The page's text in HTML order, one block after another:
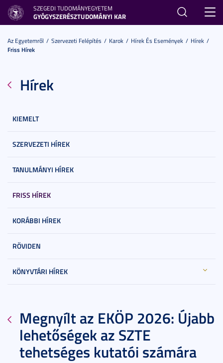
SZEGEDI TUDOMÁNYEGYETEM
GYÓGYSZERÉSZTUDOMÁNYI KAR
Az Egyetemről Szervezeti Felépítés Karok Hírek És Események
Hírek
Friss Hírek
Hírek
KIEMELT
SZERVEZETI HÍREK
TANULMÁNYI HÍREK
FRISS HÍREK
KORÁBBI HÍREK
RÖVIDEN
KÖNYVTÁRI HÍREK
Megnyílt az EKÖP 2026: Újabb
lehetőségek az SZTE
tehetséges kutatói számára